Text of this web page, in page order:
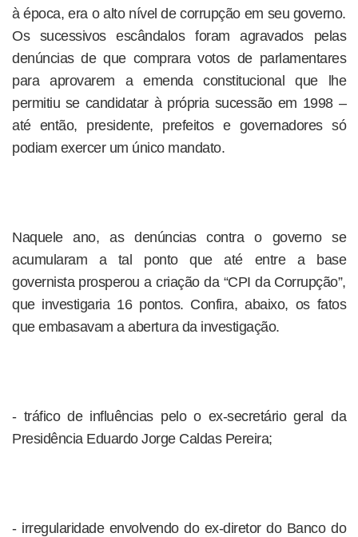
à época, era o alto nível de corrupção em seu governo.
Os sucessivos escândalos foram agravados pelas
denúncias de que comprara votos de parlamentares
para aprovarem a emenda constitucional que lhe
permitiu se candidatar à própria sucessão em 1998 –
até então, presidente, prefeitos e governadores só
podiam exercer um único mandato.
Naquele ano, as denúncias contra o governo se
acumularam a tal ponto que até entre a base
governista prosperou a criação da “CPI da Corrupção”,
que investigaria 16 pontos. Confira, abaixo, os fatos
que embasavam a abertura da investigação.
- tráfico de influências pelo o ex-secretário geral da
Presidência Eduardo Jorge Caldas Pereira;
- irregularidade envolvendo do ex-diretor do Banco do